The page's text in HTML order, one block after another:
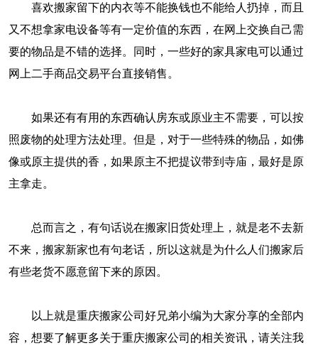
喜欢搬家留下的内衣等不能换钱也不能给人扔掉，而且
又不想拿家电设备等有一定价值的东西，在网上交换自己需
要的物品是不错的选择。同时，一些好的家具家电可以通过
网上二手商品交易平台直接销售。
如果还有有用的东西确认房东或原业主不需要，可以按
照废物的处理方法处理。但是，对于一些特殊的物品，如佛
像或原主提供的香，如果原主不把提议带到寺庙，最好是原
主拿走。
总而言之，有句话说在搬家旧货处理上，就是老不去新
不来，搬家新家也有句老话，所以这就是为什么人们搬家后
有些老货不愿意留下来的原因。
以上就是重庆搬家公司好兄弟小编为大家分享的全部内
容，想要了解更多关于重庆搬家公司的相关资讯，请关注我